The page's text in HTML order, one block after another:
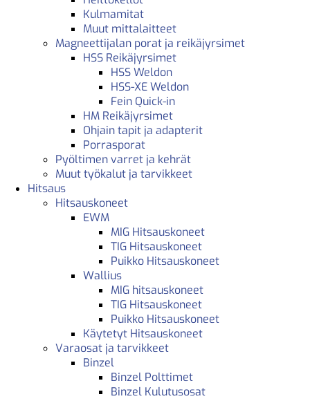
Kulmamitat
Muut mittalaitteet
Magneettijalan porat ja reikäjyrsimet
HSS Reikäjyrsimet
HSS Weldon
HSS-XE Weldon
Fein Quick-in
HM Reikäjyrsimet
Ohjain tapit ja adapterit
Porrasporat
Pyöltimen varret ja kehrät
Muut työkalut ja tarvikkeet
Hitsaus
Hitsauskoneet
EWM
MIG Hitsauskoneet
TIG Hitsauskoneet
Puikko Hitsauskoneet
Wallius
MIG hitsauskoneet
TIG Hitsauskoneet
Puikko Hitsauskoneet
Käytetyt Hitsauskoneet
Varaosat ja tarvikkeet
Binzel
Binzel Polttimet
Binzel Kulutusosat